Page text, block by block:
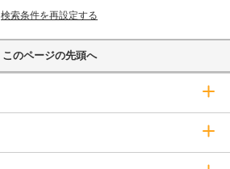
検索条件を再設定する
このページの先頭へ